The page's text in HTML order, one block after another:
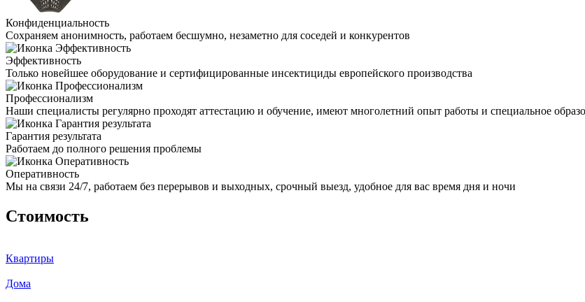
Конфиденциальность
Сохраняем анонимность, работаем бесшумно, незаметно для соседей и конкурентов
Эффективность
Только новейшее оборудование и сертифицированные инсектициды европейского производства
Профессионализм
Наши специалисты регулярно проходят аттестацию и обучение, имеют многолетний опыт работы и специальное
Гарантия результата
Работаем до полного решения проблемы
Оперативность
Мы на связи 24/7, работаем без перерывов и выходных, срочный выезд, удобное для вас время дня и ночи
Стоимость
Квартиры
Дома